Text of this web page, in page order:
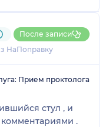
НаПоправку
После записи
Прием проктолога
стул , и
комментариями .